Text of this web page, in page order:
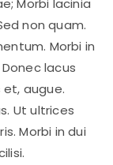
Morbi lacinia
non quam.
Morbi in
lacus
et, augue.
Ut ultrices
Morbi in dui